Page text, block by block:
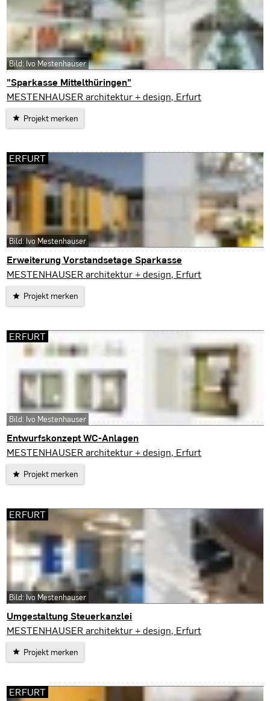
"Sparkasse Mittelthüringen"
Erfurt
MESTENHAUSER architektur + design, Erfurt
Projekt merken
Bild: Ivo Mestenhauser
Erweiterung Vorstandsetage Sparkasse
Erfurt
MESTENHAUSER architektur + design, Erfurt
Projekt merken
ERFURT
Bild: Ivo Mestenhauser
Entwurfskonzept WC-Anlagen
Erfurt
MESTENHAUSER architektur + design, Erfurt
Projekt merken
ERFURT
Bild: Ivo Mestenhauser
Umgestaltung Steuerkanzlei
Erfurt
MESTENHAUSER architektur + design, Erfurt
Projekt merken
ERFURT
Bild: Ivo Mestenhauser
ERFURT